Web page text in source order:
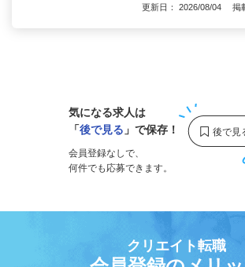
更新日： 2026/08/04 掲
気になる求人は
「後で見る 」で保存！
会員登録なしで、
何件でも応募できます。
クリエイト転職